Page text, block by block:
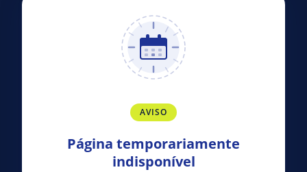
AVISO
Página temporariamente
indisponível